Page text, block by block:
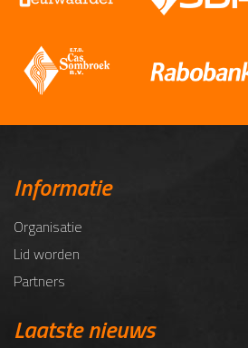
Informatie
Organisatie
Lid worden
Partners
Laatste nieuws